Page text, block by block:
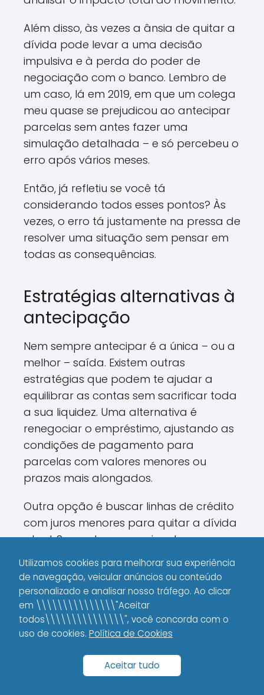
Além disso, às vezes a ânsia de quitar a
dívida pode levar a uma decisão
impulsiva e à perda do poder de
negociação com o banco. Lembro de
um caso, lá em 2019, em que um colega
meu quase se prejudicou ao antecipar
parcelas sem antes fazer uma
simulação detalhada – e só percebeu o
erro após vários meses.
Então, já refletiu se você tá
considerando todos esses pontos? Às
vezes, o erro tá justamente na pressa de
resolver uma situação sem pensar em
todas as consequências.
Estratégias alternativas à
antecipação
Nem sempre antecipar é a única – ou a
melhor – saída. Existem outras
estratégias que podem te ajudar a
equilibrar as contas sem sacrificar toda
a sua liquidez. Uma alternativa é
renegociar o empréstimo, ajustando as
condições de pagamento para
parcelas com valores menores ou
prazos mais alongados.
Outra opção é buscar linhas de crédito
com juros menores para quitar a dívida
atual. Segundo a pesquisa da
Confederação Nacional de Instituições
Financeiras (CNF 2023),
aproximadamente 38% dos brasileiros
conseguiram reduzir seus custos ao
trocar um empréstimo por outro com
condições melhores.
Você já considerou a possibilidade de
Utilizamos cookies para melhorar sua experiência
de navegação, veicular anúncios ou conteúdo
personalizado e analisar nosso tráfego. Ao clicar
em \\\\\\\\\\\\\\\"Aceitar
todos\\\\\\\\\\\\\\\", você concorda com o
uso de cookies. Política de Cookies
Aceitar tudo